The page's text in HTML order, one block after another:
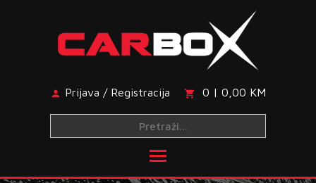
Prijava / Registracija 0 | 0,00 KM